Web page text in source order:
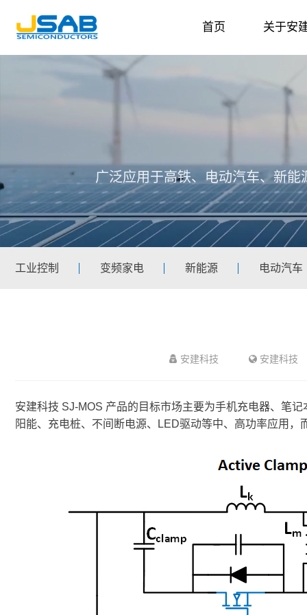
首页 关于安
广泛应用于高铁、电动汽车、新
工业控制 变频家电 新能源 电动汽车
安建科技 安建科技
安建科技 SJ-MOS 产品的目标市场主要为手机充电器、笔
阳能、充电桩、不间断电源、LED驱动等中、高功率应用